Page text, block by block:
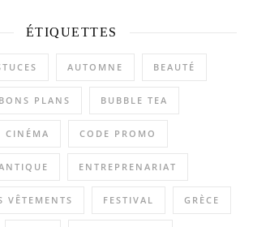
ÉTIQUETTES
AUTOMNE BEAUTÉ
BONS PLANS BUBBLE TEA
CINÉMA CODE PROMO
ENTREPRENARIAT
VÊTEMENTS FESTIVAL GRÈCE